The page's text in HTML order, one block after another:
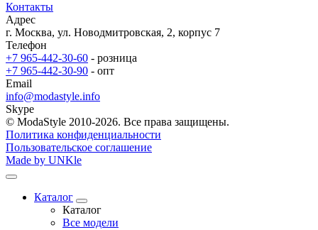
Контакты
Адрес
г. Москва, ул. Новодмитровская, 2, корпус 7
Телефон
+7 965-442-30-60 - розница
+7 965-442-30-90 - опт
Email
info@modastyle.info
Skype
© ModaStyle 2010-2026. Все права защищены.
Политика конфиденциальности
Пользовательское соглашение
Made by UNKle
Каталог
Каталог
Все модели